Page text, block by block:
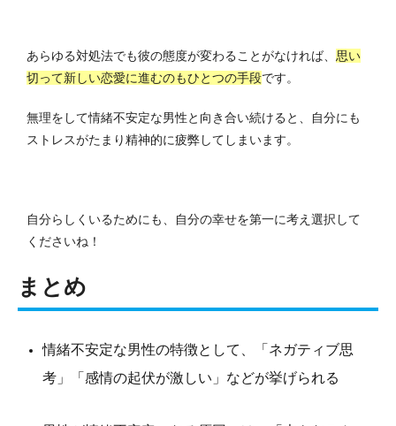
あらゆる対処法でも彼の態度が変わることがなければ、 思い
切って新しい恋愛に進むのもひとつの手段です。
無理をして情緒不安定な男性と向き合い続けると、自分にも
ストレスがたまり精神的に疲弊してしまいます。
自分らしくいるためにも、自分の幸せを第一に考え選択して
くださいね！
まとめ
情緒不安定な男性の特徴として、「ネガティブ思
考」「感情の起伏が激しい」などが挙げられる